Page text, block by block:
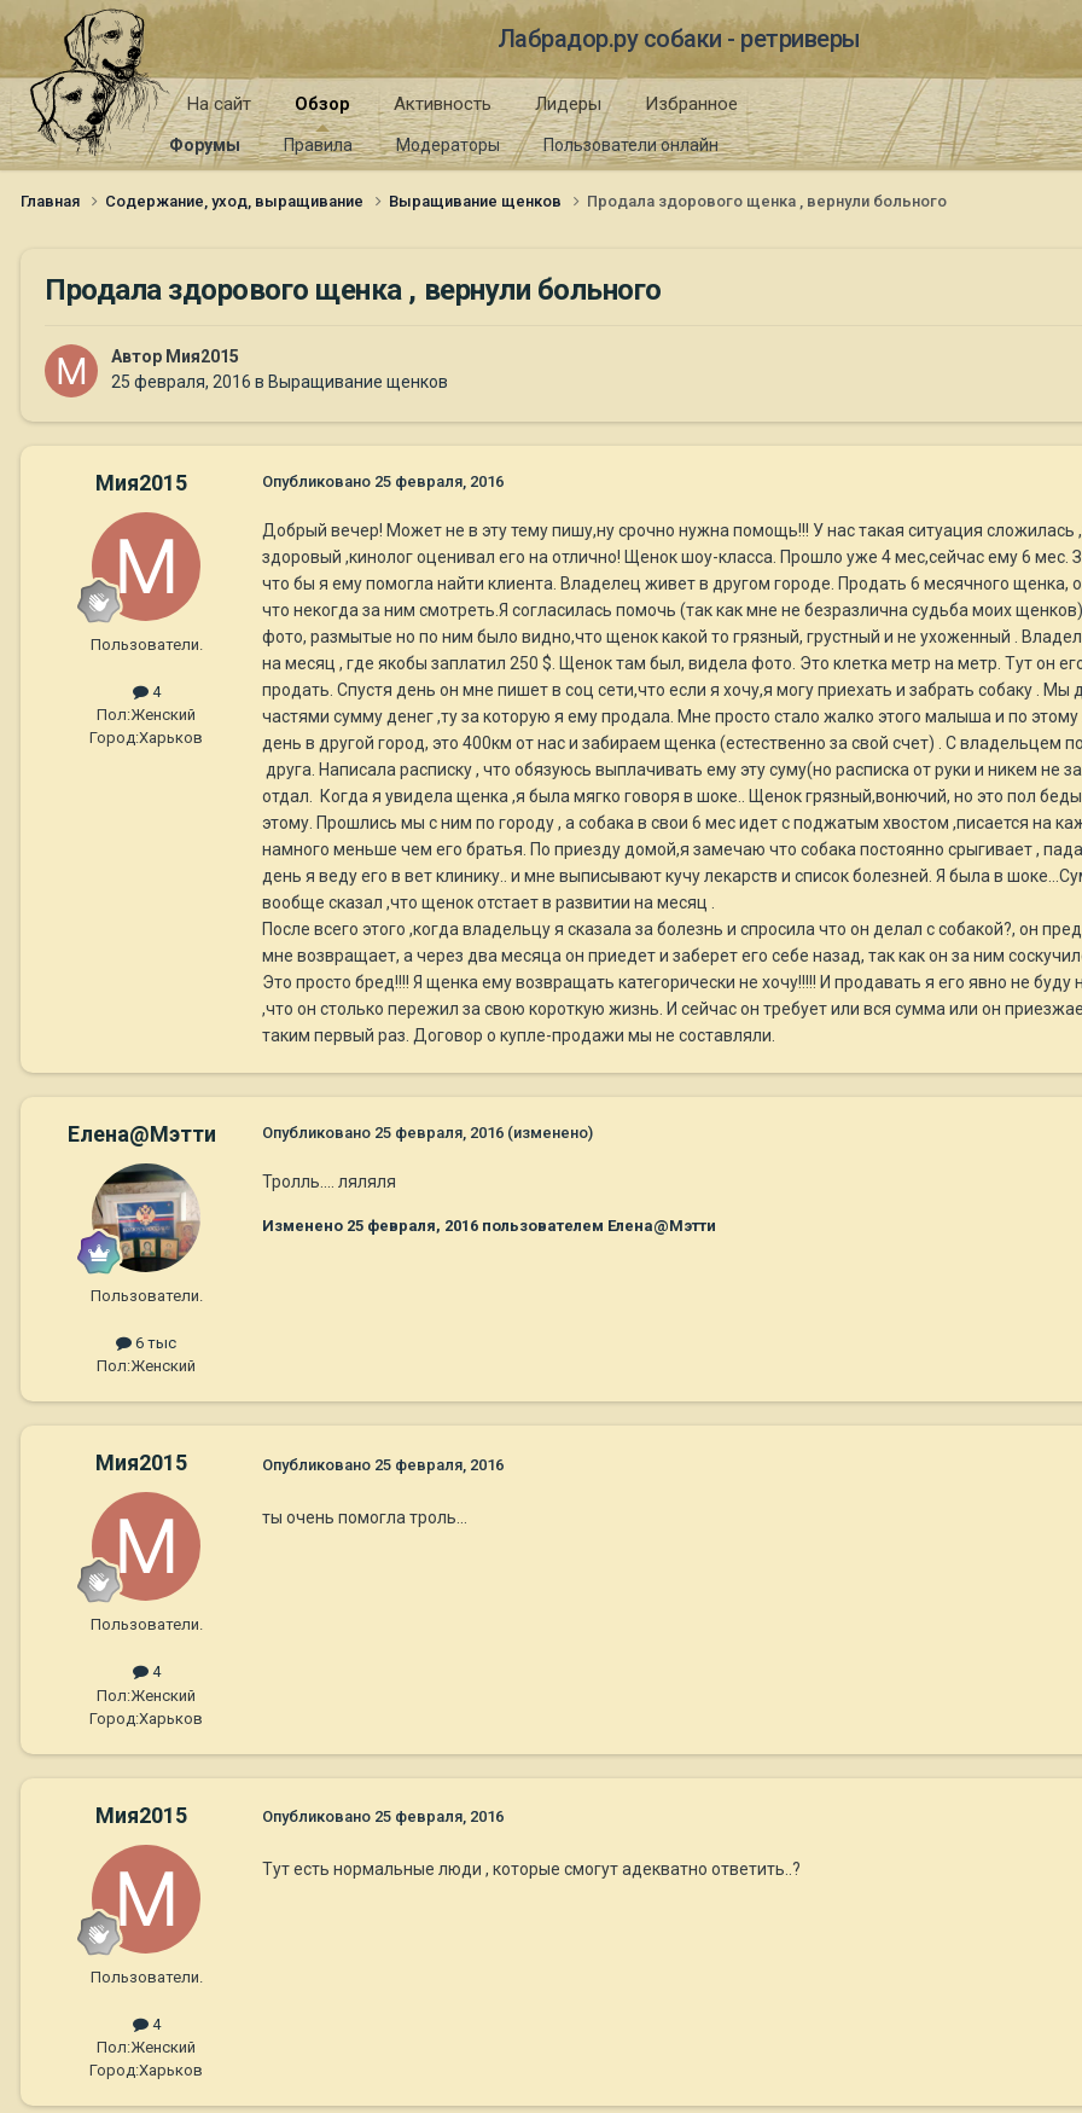
Лабрадор.ру собаки - ретриверы
На сайт Обзор
Форумы Правила Модераторы Пользователи онлайн
Активность Лидеры Избранное
Главная Содержание, уход, выращивание Выращивание щенков Продала здорового щенка , вернули больного
Продала здорового щенка , вернули больного
Автор Мия2015
25 февраля, 2016 в Выращивание щенков
Мия2015
Пользователи.
4
Пол:Женский
Город:Харьков
Опубликовано 25 февраля, 2016
Добрый вечер! Может не в эту тему пишу,ну срочно нужна помощь!!! У нас такая ситуация
здоровый ,кинолог оценивал его на отлично! Щенок шоу-класса. Прошло уже 4 мес,сейчас ему 6 мес.
что бы я ему помогла найти клиента. Владелец живет в другом городе. Продать 6 месячного щенка,
что некогда за ним смотреть.Я согласилась помочь (так как мне не безразлична судьба моих
фото, размытые но по ним было видно,что щенок какой то грязный, грустный и не ухоженный .
на месяц , где якобы заплатил 250 $. Щенок там был, видела фото. Это клетка метр на метр. Тут он
продать. Спустя день он мне пишет в соц сети,что если я хочу,я могу приехать и забрать собаку .
частями сумму денег ,ту за которую я ему продала. Мне просто стало жалко этого малыша и по
день в другой город, это 400км от нас и забираем щенка (естественно за свой счет) . С владельцем
друга. Написала расписку , что обязуюсь выплачивать ему эту суму(но расписка от руки и никем
отдал. Когда я увидела щенка ,я была мягко говоря в шоке.. Щенок грязный,вонючий, но это пол
этому. Прошлись мы с ним по городу , а собака в свои 6 мес идет с поджатым хвостом ,писается на
намного меньше чем его братья. По приезду домой,я замечаю что собака постоянно срыгивает ,
день я веду его в вет клинику.. и мне выписывают кучу лекарств и список болезней. Я была в
вообще сказал ,что щенок отстает в развитии на месяц .
После всего этого ,когда владельцу я сказала за болезнь и спросила что он делал с собакой?, он
мне возвращает, а через два месяца он приедет и заберет его себе назад, так как он за ним
Это просто бред!!!! Я щенка ему возвращать категорически не хочу!!!!! И продавать я его явно не
,что он столько пережил за свою короткую жизнь. И сейчас он требует или вся сумма или он
таким первый раз. Договор о купле-продажи мы не составляли.
Елена@Мэтти
Пользователи.
6 тыс
Пол:Женский
Опубликовано 25 февраля, 2016 (изменено)
Тролль.... ляляля
Изменено 25 февраля, 2016 пользователем Елена@Мэтти
Мия2015
Пользователи.
4
Пол:Женский
Город:Харьков
Опубликовано 25 февраля, 2016
ты очень помогла троль...
Мия2015
Пользователи.
4
Пол:Женский
Город:Харьков
Опубликовано 25 февраля, 2016
Тут есть нормальные люди , которые смогут адекватно ответить..?